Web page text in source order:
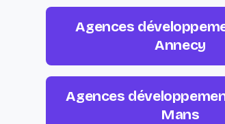
Agences
Annecy
Agences
Mans